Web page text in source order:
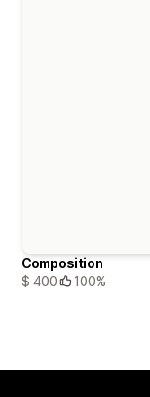
Composition
$ 400
100%